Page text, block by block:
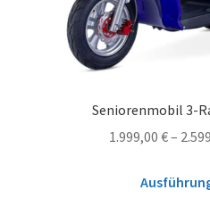
Seniorenmobil 3-
1.999,00 €–